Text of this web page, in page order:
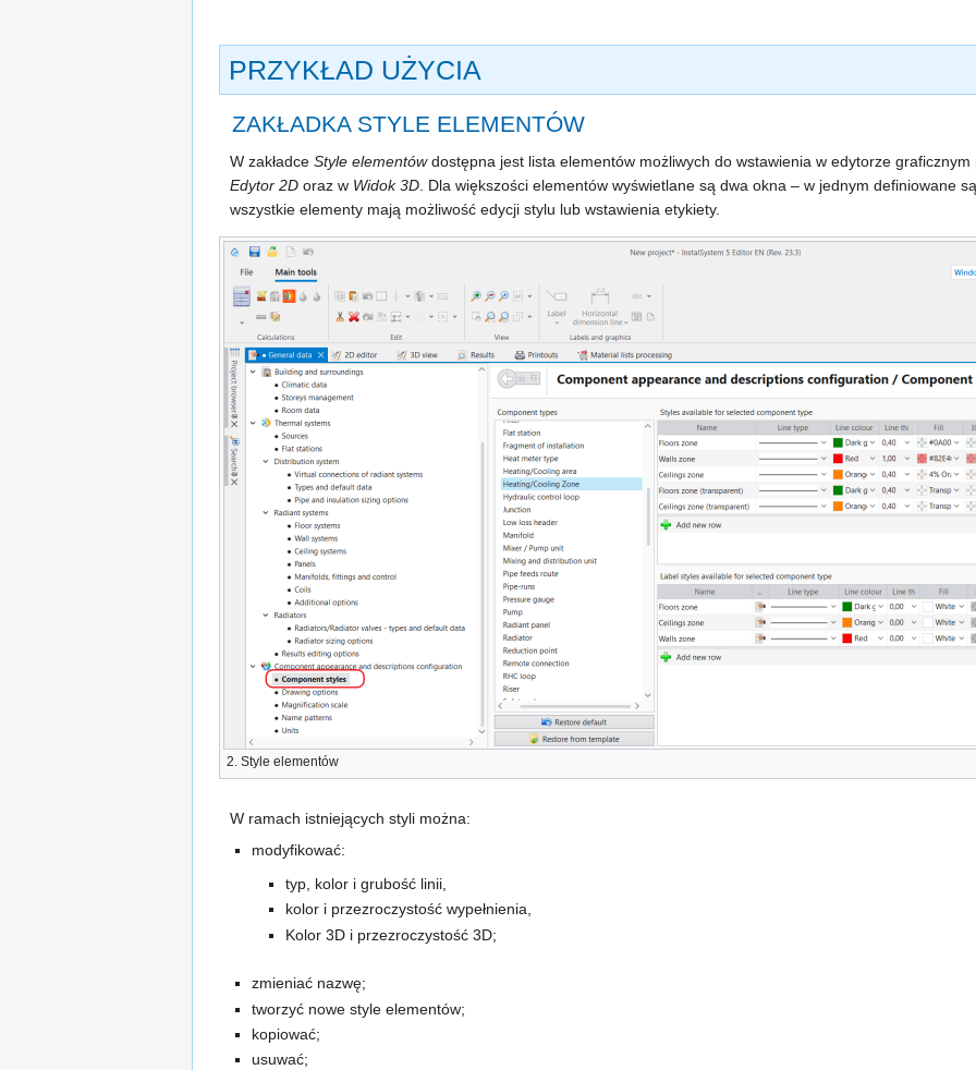
PRZYKŁAD UŻYCIA
ZAKŁADKA STYLE ELEMENTÓW
W zakładce Style elementówdostępna jest lista elementów możliwych do wstawienia w edytorze
Edytor 2D oraz w Widok 3D . Dla większości elementów wyświetlane są dwa okna – w jednym definiowane
wszystkie elementy mają możliwość edycji stylu lub wstawienia etykiety.
2. Style elementów
W ramach istniejących styli można:
modyfikować:
typ, kolor i grubość linii,
kolor i przezroczystość wypełnienia,
Kolor 3Di przezroczystość 3D;
zmieniać nazwę;
tworzyć nowe style elementów;
kopiować;
usuwać;